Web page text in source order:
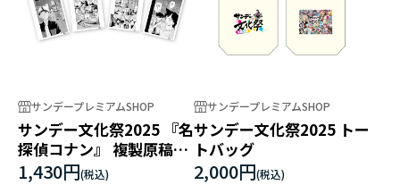
サンデープレミアムSHOP
サンデー文化祭2025 『名
探偵コナン』 複製原稿セ
ット(4枚入り）
1,430円
サンデープレミアムSHOP
サンデー文化祭2025 トー
トバッグ
2,000円